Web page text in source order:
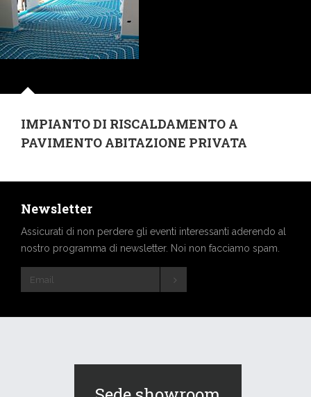
IMPIANTO DI RISCALDAMENTO A
PAVIMENTO ABITAZIONE PRIVATA
Newsletter
Assicurati di non perdere gli eventi interessanti aderendo al
nostro programma di newsletter. Noi non facciamo spam.